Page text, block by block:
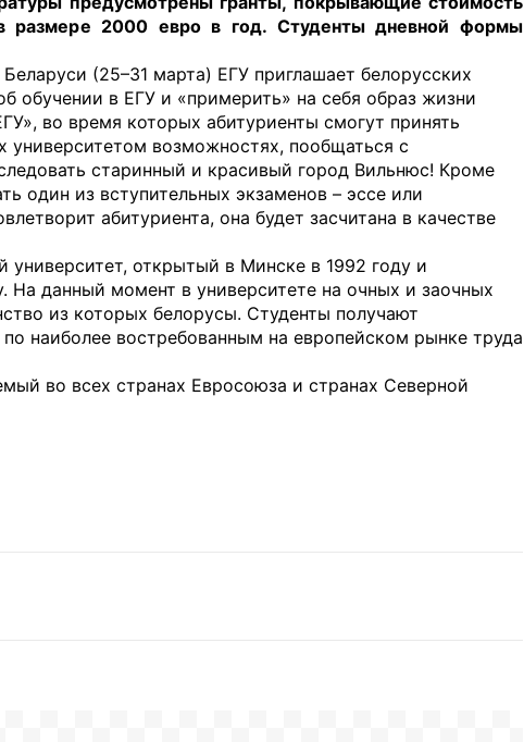
размере 2000 евро в год. Студенты дневной формы
(25–31 марта) ЕГУ приглашает белорусских
обучении в ЕГУ и «примерить» на себя образ жизни
во время которых абитуриенты смогут принять
университетом возможностях, пообщаться с
старинный и красивый город Вильнюс! Кроме
один из вступительных экзаменов – эссе или
абитуриента, она будет засчитана в качестве
университет, открытый в Минске в 1992 году и
данный момент в университете на очных и заочных
из которых белорусы. Студенты получают
наиболее востребованным на европейском рынке труда
во всех странах Евросоюза и странах Северной